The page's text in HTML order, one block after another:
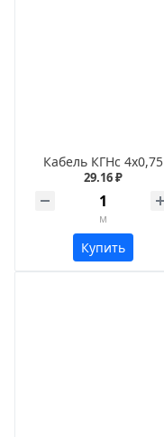
Кабель КГНс 4х0,75
29.16 ₽
м
Купить